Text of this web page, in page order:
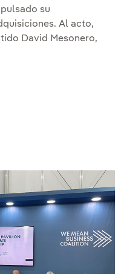
su
Al acto,
David Mesonero,
de desarrollo
de desarrollo
área de desarrollo